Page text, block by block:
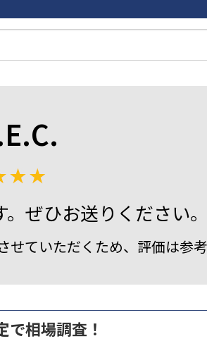
ぜひお送りください。
ていただくため、評価は参考
相場調査！